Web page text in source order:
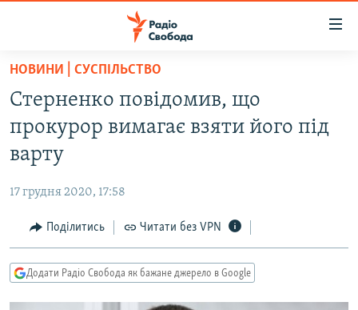
Перейти
основного
матеріалу
Перейти
до
основної
навігації
Перейти
до
пошуку
ВСЕ ЗА ДОБУ
СТАТТІ
ЕКОНОМІКА
СУСПІЛЬСТВО
РОСІЙСЬКА «ФІЛЬТРАЦІЯ»
ДОНБАС.РЕАЛІЇ
ТИ ЯК?
НОВИНИ | СУСПІЛЬСТВО
Стерненко повідомив, що
прокурор вимагає взяти його під
варту
17 грудня 2020, 17:58
Поділитись Читати без VPN
Додати Радіо Свобода як бажане джерело в Google